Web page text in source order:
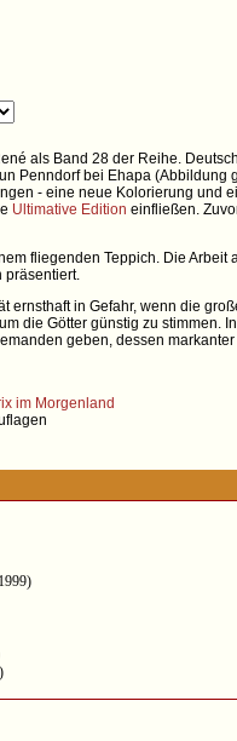
als Band 28 der Reihe.
Penndorf bei Ehapa
- eine neue Kolorierung und
Ultimative Edition einfließen.
fliegenden Teppich. Die
präsentiert.
in Gefahr, wenn die
die Götter günstig zu stimmen.
geben, dessen
im Morgenland